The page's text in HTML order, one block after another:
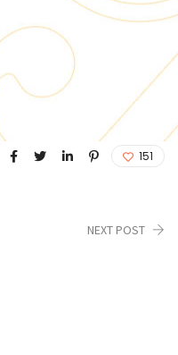
151
NEXT POST